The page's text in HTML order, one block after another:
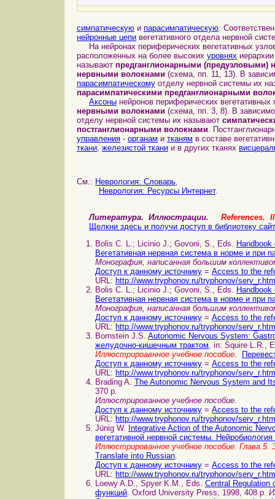
симпатическую и парасимпатическую.
нейронные цепи вегетативного отдела нервной
На нейронах периферических вегетативных
расположенных на более высоких уровнях
называют предганглионарными (предузловыми)
нервными волокнами (схема, пп. 11, 13). В
парасимпатическому отделу нервной системы их
парасимпатическими предганглионарными
Аксоны нейронов периферических
нервными волокнами (схема, пп. 3, 8). В
отделу нервной системы их называют
постганглионарными волокнами.
управления - органам и тканям в составе
ткани, железистой ткани и в других тканях
См.: Неврология: Словарь,
Неврология: Ресурсы Интернет.
Литература. Иллюстрации. References.
Щелкни здесь и получи доступ в библиотеку
Bolis C. L.; Licinio J.; Govoni, S., Eds.
Вегетативная нервная система в норме и при
Монография, написанная большим
Доступ к данному источнику = Access to the
URL: http://www.tryphonov.ru/tryphonov/
Bolis C. L.; Licinio J.; Govoni, S., Eds.
Вегетативная нервная система в норме и при
Монография, написанная большим
Доступ к данному источнику = Access to the
URL: http://www.tryphonov.ru/tryphonov/
Bornstein J.S. Autonomic Nervous System:
желудочно-кишечным трактом, in: Squire L.R.,
Иллюстрироавнное учебное пособие.
Доступ к данному источнику = Access to the
URL: http://www.tryphonov.ru/tryphonov/
Brading A. The Autonomic Nervous System and
370 p.
Иллюстрированное учебное пособие.
Доступ к данному источнику = Access to the
URL: http://www.tryphonov.ru/tryphonov/
Jünig W. Integrative Action of the Autonomic
вегетативной нервной системы. Нейробиология
Иллюстрированное учебное пособие. Глава
Translate into Russian.
Доступ к данному источнику = Access to the
URL: http://www.tryphonov.ru/tryphonov/
Loewy A.D., Spyer K.M., Eds. Central Regulation
функций. Oxford University Press, 1998, 408 p.